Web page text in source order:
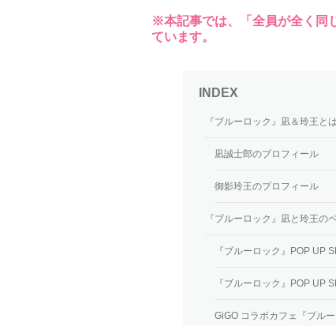
※本記事では、「全員が全く同
ています。
『ブルーロック』凪＆玲王と
凪誠士郎のプロフィール
御影玲王のプロフィール
『ブルーロック』凪と玲王の
『ブルーロック』POP UP
『ブルーロック』POP UP
GiGO コラボカフェ『ブルー